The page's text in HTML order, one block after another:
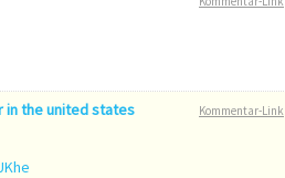
Kommentar-Link
in the united states